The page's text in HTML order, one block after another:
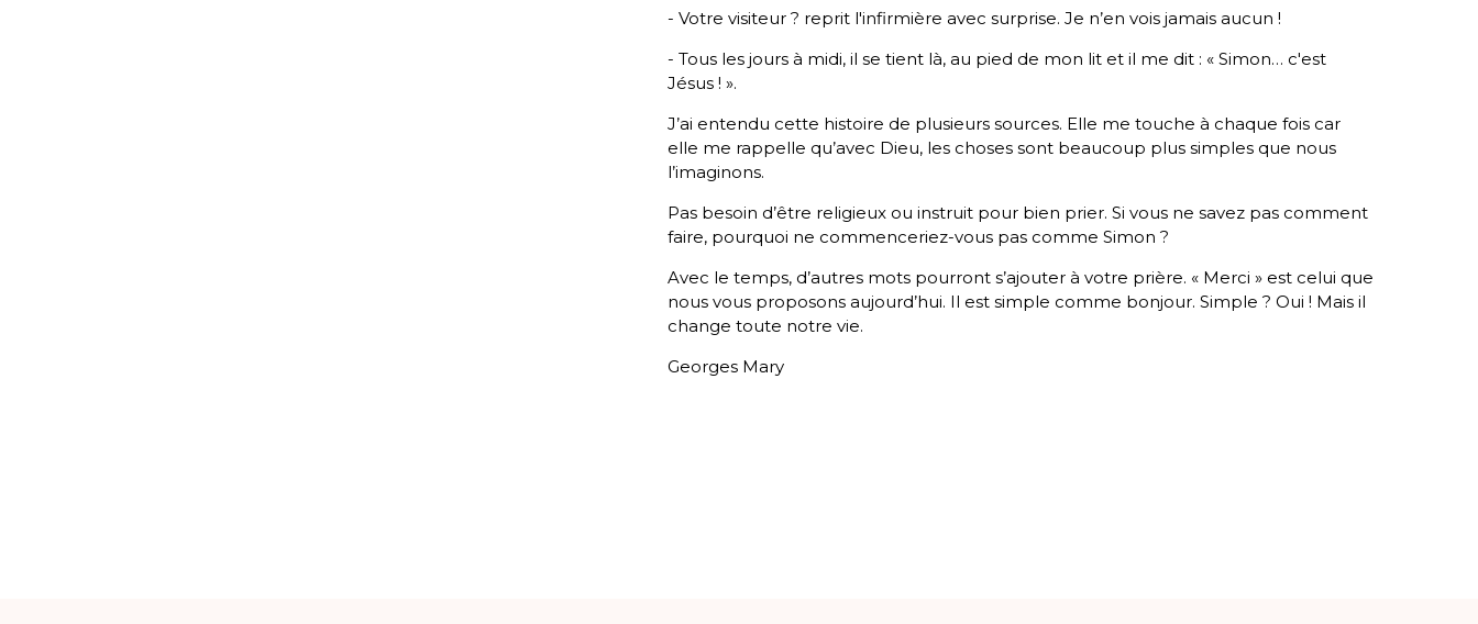
- Votre visiteur ? reprit l'infirmière avec surprise. Je n’en vois jamais aucun !
- Tous les jours à midi, il se tient là, au pied de mon lit et il me dit : « Simon… c'est
Jésus ! ».
J’ai entendu cette histoire de plusieurs sources. Elle me touche à chaque fois car
elle me rappelle qu’avec Dieu, les choses sont beaucoup plus simples que nous
l’imaginons.
Pas besoin d’être religieux ou instruit pour bien prier. Si vous ne savez pas comment
faire, pourquoi ne commenceriez-vous pas comme Simon ?
Avec le temps, d’autres mots pourront s’ajouter à votre prière. « Merci » est celui que
nous vous proposons aujourd’hui. Il est simple comme bonjour. Simple ? Oui ! Mais il
change toute notre vie.
Georges Mary